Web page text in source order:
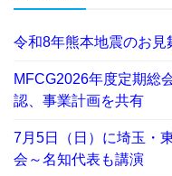
令和8年熊本地震のお見
MFCG2026年度定期総
認、事業計画を共有
7月5日（日）に埼玉・
会～名知代表も講演